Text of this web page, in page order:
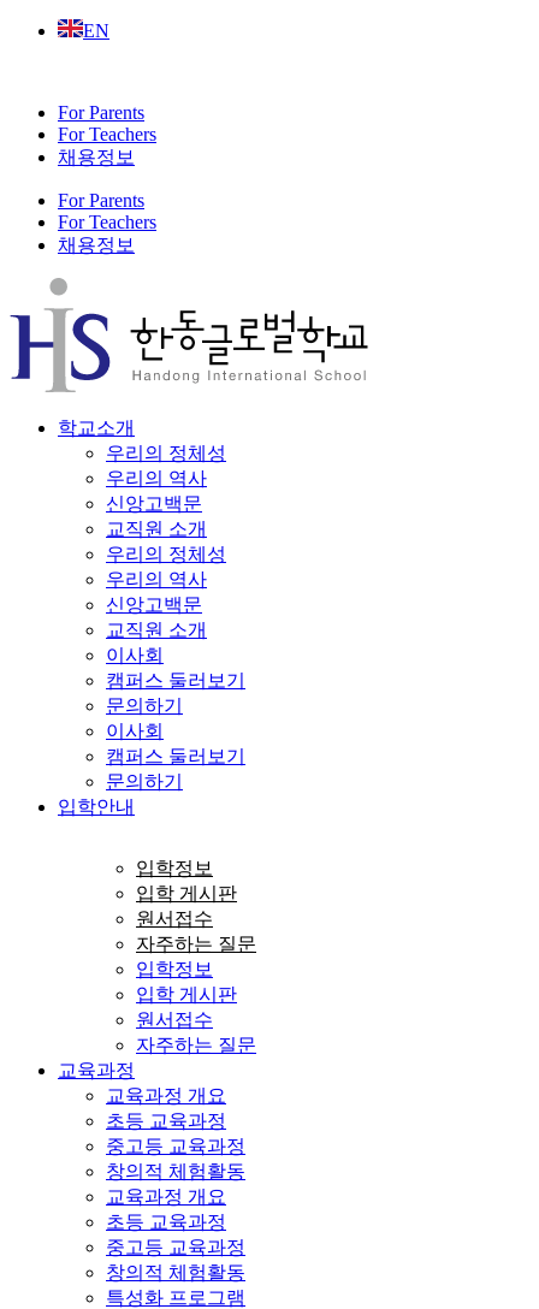
Skip
EN
For Parents
For Teachers
채용정보
For Parents
For Teachers
채용정보
학교소개
우리의 정체성
우리의 역사
신앙고백문
교직원 소개
우리의 정체성
우리의 역사
신앙고백문
교직원 소개
이사회
캠퍼스 둘러보기
문의하기
이사회
캠퍼스 둘러보기
문의하기
입학안내
입학정보
입학 게시판
원서접수
자주하는 질문
입학정보
입학 게시판
원서접수
자주하는 질문
교육과정
교육과정 개요
초등 교육과정
중고등 교육과정
창의적 체험활동
교육과정 개요
초등 교육과정
중고등 교육과정
창의적 체험활동
특성화 프로그램